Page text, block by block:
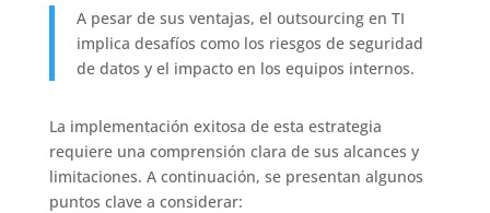
A pesar de sus ventajas, el outsourcing en TI
implica desafíos como los riesgos de seguridad
de datos y el impacto en los equipos internos.
La implementación exitosa de esta estrategia
requiere una comprensión clara de sus alcances y
limitaciones. A continuación, se presentan algunos
puntos clave a considerar: